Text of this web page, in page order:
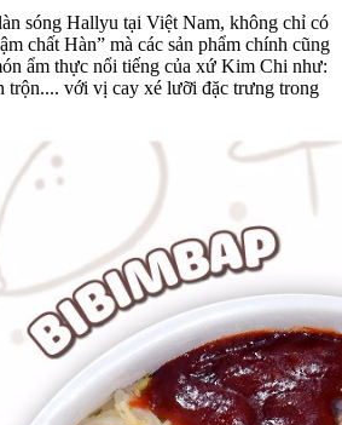
sóng Hallyu tại Việt Nam, không chỉ có
chất Hàn” mà các sản phẩm chính cũng
ẩm thực nổi tiếng của xứ Kim Chi như:
trộn.... với vị cay xé lưỡi đặc trưng trong